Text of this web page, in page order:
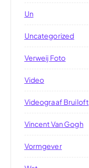
Un
Uncategorized
Verweij Foto
Video
Videograaf Bruiloft
Vincent Van Gogh
Vormgever